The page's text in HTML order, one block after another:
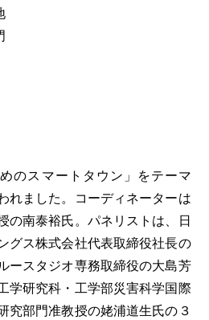
のスマートタウン」をテーマ
れました。コーディネーターは
の南泰裕氏。パネリストは、日
グス株式会社代表取締役社長の
ースタジオ専務取締役の大島芳
学研究科・工学部災害科学国際
究部門准教授の姥浦道生氏の３